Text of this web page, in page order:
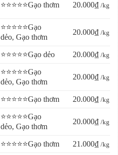
⭐⭐⭐⭐⭐Gạo thơm 20.000₫ /kg
⭐⭐⭐⭐⭐Gạo
dẻo, Gạo thơm
20.000₫ /kg
⭐⭐⭐⭐⭐Gạo dẻo 20.000₫ /kg
⭐⭐⭐⭐⭐Gạo
dẻo, Gạo thơm
20.000₫ /kg
⭐⭐⭐⭐⭐Gạo thơm 20.000₫ /kg
⭐⭐⭐⭐⭐Gạo
dẻo, Gạo thơm
20.000₫ /kg
⭐⭐⭐⭐⭐Gạo thơm 21.000₫ /kg